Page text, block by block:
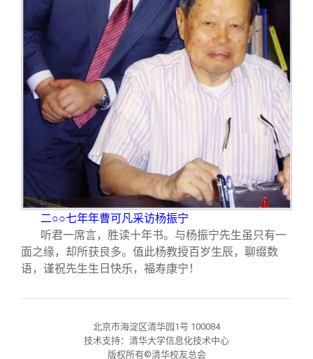
二○○七年年曹可凡采访杨振宁
听君一席言，胜读十年书。与杨振宁先生虽只有一
面之缘，却所获良多。值此杨教授百岁生辰，聊缀数
语，谨祝先生生日快乐，福寿康宁！
北京市海淀区清华园1号 100084
技术支持：清华大学信息化技术中心
版权所有©清华校友总会